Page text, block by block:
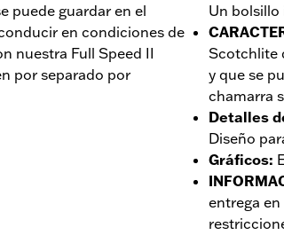
puede guardar en el
en condiciones de
nuestra Full Speed II
por separado por
Un
Scotchlite
y que se
chamarra
Detalles
Diseño
Gráficos:
entrega